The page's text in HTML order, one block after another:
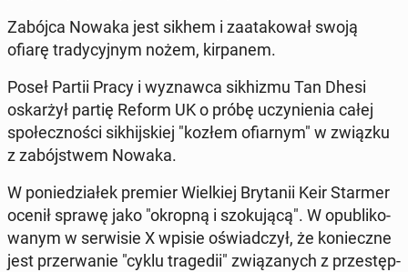
Zabójca Nowaka jest sikhem i za­ata­ko­wał swoją
ofiarę tra­dy­cyj­nym nożem, kir­pa­nem.
Poseł Partii Pracy i wy­znaw­ca si­khi­zmu Tan Dhesi
oskar­żył partię Reform UK o próbę uczy­nie­nia całej
spo­łecz­no­ści si­khij­skiej "kozłem ofiar­nym" w związku
z za­bój­stwem Nowaka.
W po­nie­dzia­łek premier Wiel­kiej Bry­ta­nii Keir Starmer
ocenił sprawę jako "okropną i szo­ku­ją­cą". W opu­bli­ko­
wa­nym w ser­wi­sie X wpisie oświad­czył, że ko­niecz­ne
jest prze­rwa­nie "cyklu tra­ge­dii" zwią­za­nych z prze­stęp­